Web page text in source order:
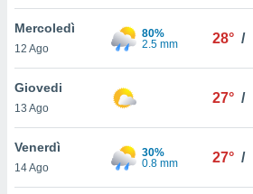
un
la
nella
Mercoledì
12 Ago
80%
2.5 mm
28° /
Giovedi
13 Ago
27° /
Venerdì
14 Ago
30%
0.8 mm
27° /